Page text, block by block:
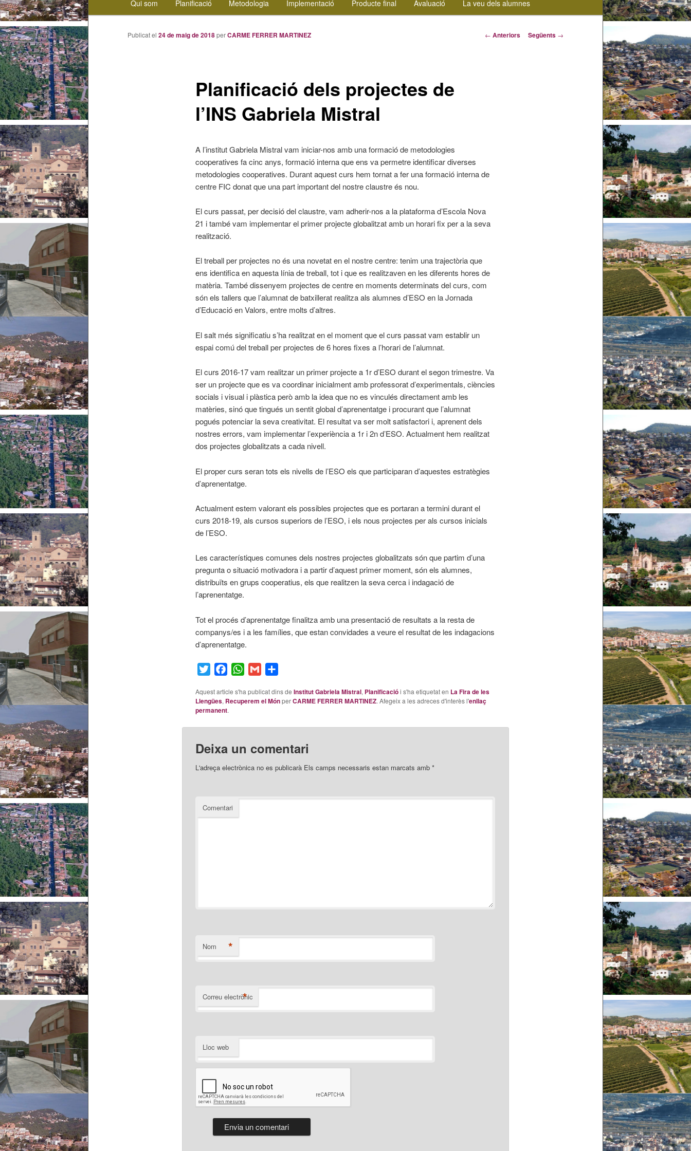
Aneu
Qui som Planificació Metodologia Implementació Producte final Avaluació La veu dels alumnes
Navegació
← Anteriors Següents →
Planificació dels projectes de
l’INS Gabriela Mistral
Publicat el 24 de maig de 2018perCARME FERRER MARTINEZ
A l’institut Gabriela Mistral vam iniciar-nos amb una formació de metodologies
cooperatives fa cinc anys, formació interna que ens va permetre identificar diverses
metodologies cooperatives. Durant aquest curs hem tornat a fer una formació interna de
centre FIC donat que una part important del nostre claustre és nou.
El curs passat, per decisió del claustre, vam adherir-nos a la plataforma d’Escola Nova
21 i també vam implementar el primer projecte globalitzat amb un horari fix per a la seva
realització.
El treball per projectes no és una novetat en el nostre centre: tenim una trajectòria que
ens identifica en aquesta línia de treball, tot i que es realitzaven en les diferents hores de
matèria. També dissenyem projectes de centre en moments determinats del curs, com
són els tallers que l’alumnat de batxillerat realitza als alumnes d’ESO en la Jornada
d’Educació en Valors, entre molts d’altres.
El salt més significatiu s’ha realitzat en el moment que el curs passat vam establir un
espai comú del treball per projectes de 6 hores fixes a l’horari de l’alumnat.
El curs 2016-17 vam realitzar un primer projecte a 1r d’ESO durant el segon trimestre. Va
ser un projecte que es va coordinar inicialment amb professorat d’experimentals, ciències
socials i visual i plàstica però amb la idea que no es vinculés directament amb les
matèries, sinó que tingués un sentit global d’aprenentatge i procurant que l’alumnat
pogués potenciar la seva creativitat. El resultat va ser molt satisfactori i, aprenent dels
nostres errors, vam implementar l’experiència a 1r i 2n d’ESO. Actualment hem realitzat
dos projectes globalitzats a cada nivell.
El proper curs seran tots els nivells de l’ESO els que participaran d’aquestes estratègies
d’aprenentatge.
Actualment estem valorant els possibles projectes que es portaran a termini durant el
curs 2018-19, als cursos superiors de l’ESO, i els nous projectes per als cursos inicials
de l’ESO.
Les característiques comunes dels nostres projectes globalitzats són que partim d’una
pregunta o situació motivadora i a partir d’aquest primer moment, són els alumnes,
distribuïts en grups cooperatius, els que realitzen la seva cerca i indagació de
l’aprenentatge.
Tot el procés d’aprenentatge finalitza amb una presentació de resultats a la resta de
companys/es i a les famílies, que estan convidades a veure el resultat de les indagacions
d’aprenentatge.
TwitterFacebookWhatsApp
Gmail
Aquest article s'ha publicat dins de Institut Gabriela Mistral, Planificaciói s'ha etiquetat en La Fira de les
Llengües, Recuperem el MónperCARME FERRER MARTINEZ. Afegeix a les adreces d'interès l'enllaç
permanent.
Deixa un comentari
L'adreça electrònica no es publicaràEls camps necessaris estan marcats amb *
Comentari
Nom *
Correu electrònic
*
Lloc web